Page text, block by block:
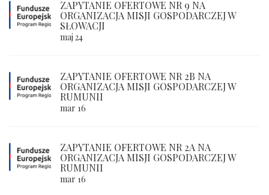
ZAPYTANIE OFERTOWE NR 9 NA
ORGANIZACJA MISJI GOSPODARCZEJ W
SŁOWACJI
maj 24
ZAPYTANIE OFERTOWE NR 2B NA
ORGANIZACJA MISJI GOSPODARCZEJ W
RUMUNII
mar 16
ZAPYTANIE OFERTOWE NR 2A NA
ORGANIZACJA MISJI GOSPODARCZEJ W
RUMUNII
mar 16